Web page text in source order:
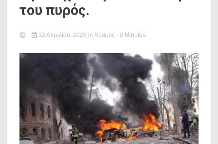
του πυρός.
12 Απριλίου, 2026 in Κόσμος - 0 Minutes